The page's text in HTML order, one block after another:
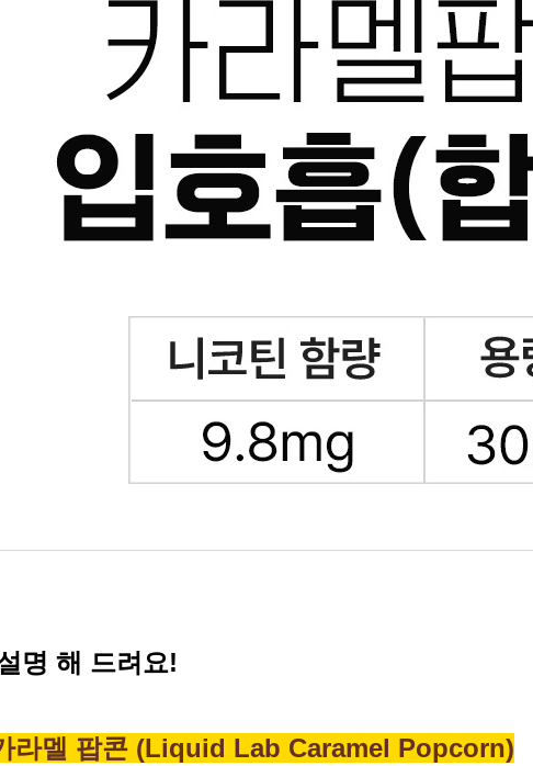
명 해 드려요!
라멜 팝콘 (Liquid Lab Caramel Popcorn)